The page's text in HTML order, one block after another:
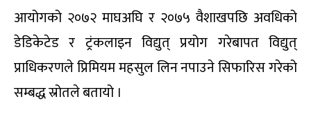
आयोगको २०७२ माघअघि र २०७५ वैशाखपछि अवधिको
डेडिकेटेड र ट्रंकलाइन विद्युत् प्रयोग गरेबापत विद्युत्
प्राधिकरणले प्रिमियम महसुल लिन नपाउने सिफारिस गरेको
सम्बद्ध स्रोतले बतायो ।